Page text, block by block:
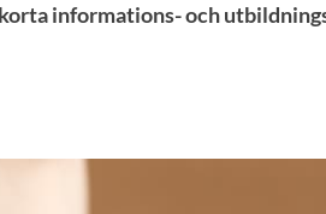
informations- och